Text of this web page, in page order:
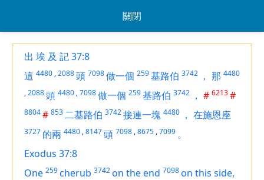
關閉
出 埃 及 記 37:8
這 4480 ,2088頭 7098做一個 259基路伯 3742 ， 那 4480
,2088頭 4480 ,7098做一個 259基路伯 3742 ， # 6213#
8804# 853二基路伯 3742接連一塊 4480 ， 在施恩座
3727 的兩 4480 ,8147頭 7098 ,8675 ,7099 。
Exodus 37:8
One 259cherub 3742on the end 7098on this side,